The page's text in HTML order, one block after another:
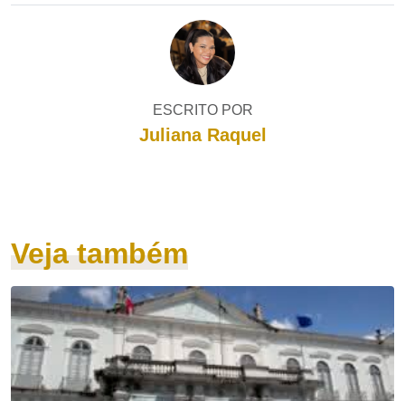
ESCRITO POR
Juliana Raquel
Veja também